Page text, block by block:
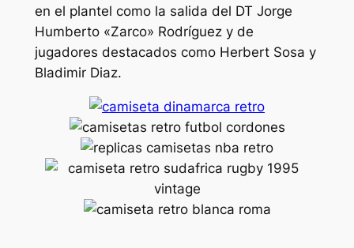
en el plantel como la salida del DT Jorge
Humberto «Zarco» Rodríguez y de
jugadores destacados como Herbert Sosa y
Bladimir Diaz.